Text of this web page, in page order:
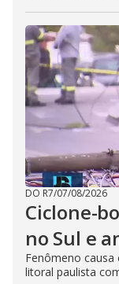
DO R7/07/08/2026
Ciclone-
no Sul e
Fenômeno causa
litoral paulista